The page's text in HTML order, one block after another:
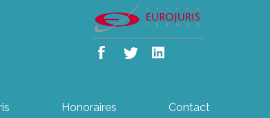
Honoraires Contact